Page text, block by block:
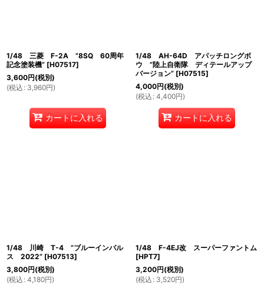
1/48 三菱 F-2A ”8SQ 60周年
記念塗装機” [H07517]
3,600円(税別)
(税込 : 3,960円)
カートに入れる
1/48 AH-64D アパッチロングボ
ウ ”陸上自衛隊 ディテールアップ
バージョン” [H07515]
4,000円(税別)
(税込 : 4,400円)
カートに入れる
1/48 川崎 T-4 ”ブルーインパル
ス 2022” [H07513]
3,800円(税別)
(税込 : 4,180円)
1/48 F-4EJ改 スーパーファントム
[HPT7]
3,200円(税別)
(税込 : 3,520円)